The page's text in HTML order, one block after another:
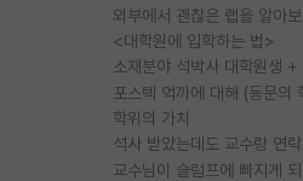
외부에서 괜찮은 랩을 알아
<대학원에 입학하는 법>
소재분야 석박사 대학원생 +
학위의 가치
석사 받았는데도 교수랑 연
교수님이 슬럼프에 빠지게